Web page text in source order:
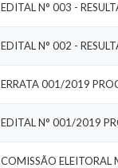
EDITAL N° 003 -
EDITAL N° 002 -
EDITAL N° 001/2019
COMISSÃO ELEITORAL